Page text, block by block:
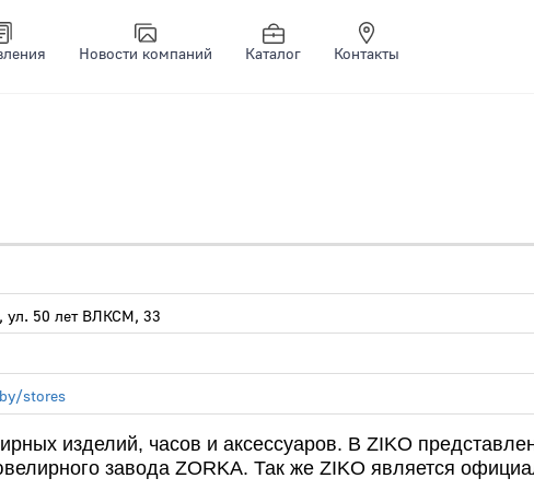
Новости компаний Каталог Контакты
ул. 50 лет ВЛКСМ, 33
stores
изделий, часов и аксессуаров. В ZIKO
завода ZORKA. Так же ZIKO является